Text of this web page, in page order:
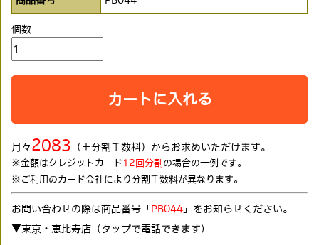
個数
カートに入れる
月々 2083 （＋分割手数料）からお求めいただけます。
※金額はクレジットカード 12回分割 の場合の一例です。
※ご利用のカード会社により分割手数料が異なります。
お問い合わせの際は商品番号「 PB044」をお知らせください。
▼東京・恵比寿店（タップで電話できます)